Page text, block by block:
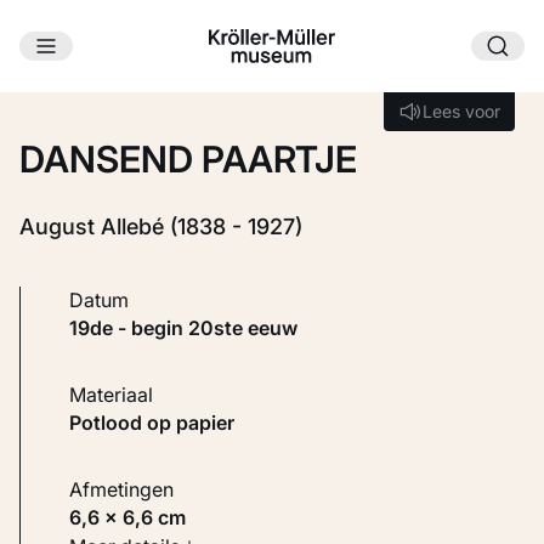
Ga naar hoofdinhoud
Lees voor
Lees voor
DANSEND PAARTJE
August Allebé (1838 - 1927)
Datum
19de - begin 20ste eeuw
Materiaal
Potlood op papier
Afmetingen
6,6 × 6,6 cm